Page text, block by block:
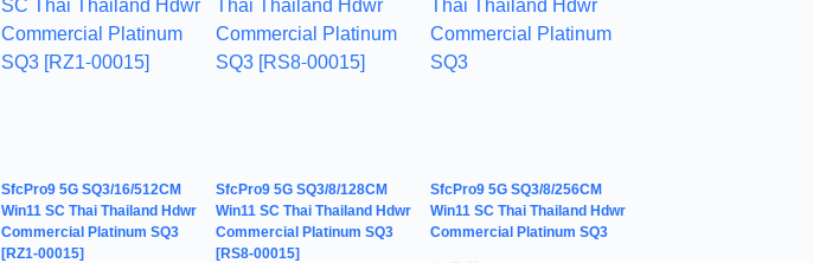
SfcPro9 5G SQ3/16/512CM
Win11 SC Thai Thailand Hdwr
Commercial Platinum SQ3
[RZ1-00015]
SfcPro9 5G SQ3/8/128CM
Win11 SC Thai Thailand Hdwr
Commercial Platinum SQ3
[RS8-00015]
SfcPro9 5G SQ3/8/256CM
Win11 SC Thai Thailand Hdwr
Commercial Platinum SQ3